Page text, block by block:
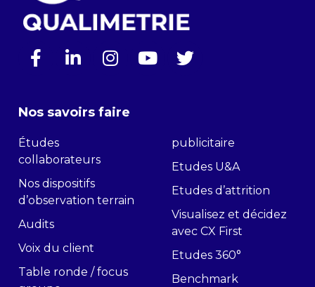
Nos savoirs faire
Études
collaborateurs
Nos dispositifs
d’observation terrain
Audits
Voix du client
Table ronde / focus
publicitaire
Etudes U&A
Etudes d’attrition
Visualisez et décidez
avec CX First
Etudes 360°
Benchmark